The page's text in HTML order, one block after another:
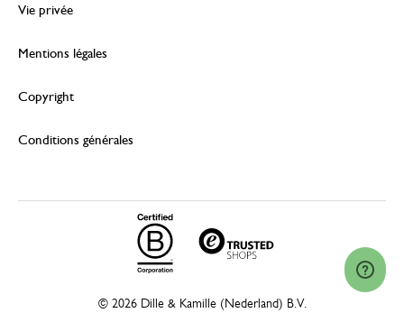
Vie privée
Mentions légales
Copyright
Conditions générales
© 2026 Dille & Kamille (Nederland) B.V.